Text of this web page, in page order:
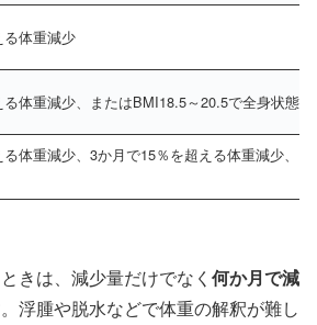
体重減少
体重減少、またはBMI18.5～20.5で全身状態
体重減少、3か月で15％を超える体重減少、
きは、減少量だけでなく 何か月で減
浮腫や脱水などで体重の解釈が難し